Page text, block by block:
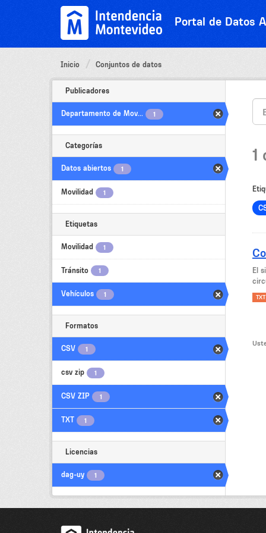
Portal de Datos
Inicio Conjuntos de datos
Publicadores
Departamento de Mov... 1
Categorías
Datos abiertos 1
Movilidad 1
Etiquetas
Movilidad 1
Tránsito 1
Vehículos 1
Formatos
CSV 1
csv zip 1
CSV ZIP 1
TXT 1
Licencias
dag-uy 1
1
El
TXT